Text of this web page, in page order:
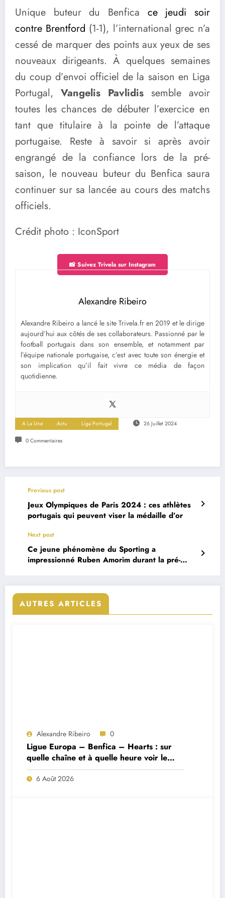
Unique buteur du Benfica ce jeudi soir
contre Brentford (1-1), l’international grec n’a
cessé de marquer des points aux yeux de ses
nouveaux dirigeants. À quelques semaines
du coup d’envoi officiel de la saison en Liga
Portugal, Vangelis Pavlidis semble avoir
toutes les chances de débuter l’exercice en
tant que titulaire à la pointe de l’attaque
portugaise. Reste à savoir si après avoir
engrangé de la confiance lors de la pré-
saison, le nouveau buteur du Benfica saura
continuer sur sa lancée au cours des matchs
officiels.
Crédit photo : IconSport
📸 Suivez Trivela sur Instagram
Alexandre Ribeiro
Alexandre Ribeiro a lancé le site Trivela.fr en 2019 et le dirige
aujourd’hui aux côtés de ses collaborateurs. Passionné par le
football portugais dans son ensemble, et notamment par
l’équipe nationale portugaise, c’est avec toute son énergie et
son implication qu’il fait vivre ce média de façon
quotidienne.
A La Une Actu Liga Portugal 26 Juillet 2024
0 Commentaires
Previous post
Jeux Olympiques de Paris 2024 : ces athlètes
portugais qui peuvent viser la médaille d’or
Next post
Ce jeune phénomène du Sporting a
impressionné Ruben Amorim durant la pré-
AUTRES ARTICLES
Alexandre Ribeiro 0
Ligue Europa – Benfica – Hearts : sur
quelle chaîne et à quelle heure voir le
match ?
6 Août 2026